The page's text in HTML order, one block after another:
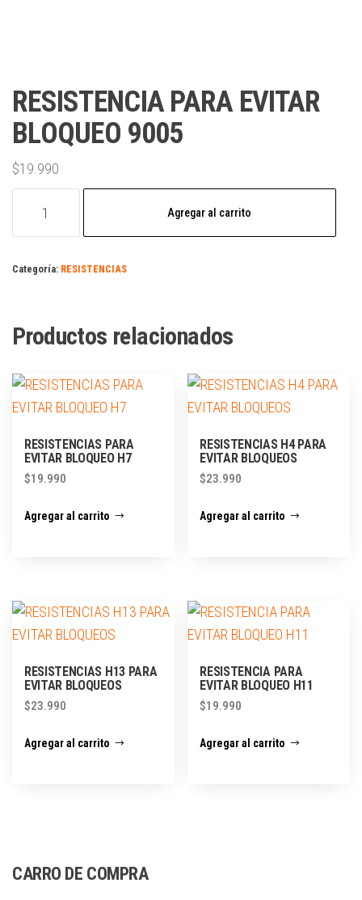
RESISTENCIA PARA EVITAR
BLOQUEO 9005
$19.990
Agregar al carrito
Categoría: RESISTENCIAS
Productos relacionados
RESISTENCIAS PARA
EVITAR BLOQUEO H7
$19.990
Agregar al carrito
RESISTENCIAS H4 PARA
EVITAR BLOQUEOS
$23.990
Agregar al carrito
RESISTENCIAS H13 PARA
EVITAR BLOQUEOS
$23.990
Agregar al carrito
RESISTENCIA PARA
EVITAR BLOQUEO H11
$19.990
Agregar al carrito
CARRO DE COMPRA